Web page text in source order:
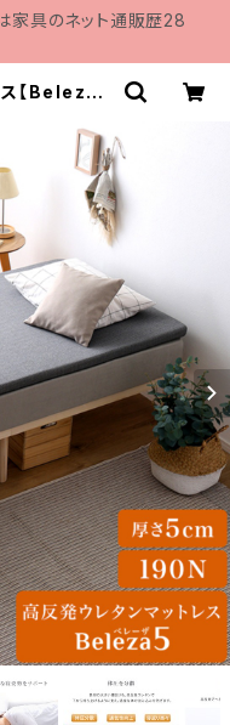
家具のネット通販歴28
【Beleza5
門店 MOM